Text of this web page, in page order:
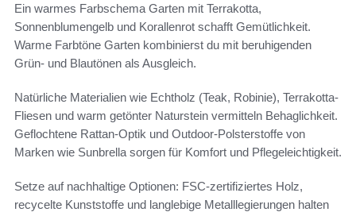
Ein warmes Farbschema Garten mit Terrakotta,
Sonnenblumengelb und Korallenrot schafft Gemütlichkeit.
Warme Farbtöne Garten kombinierst du mit beruhigenden
Grün- und Blautönen als Ausgleich.
Natürliche Materialien wie Echtholz (Teak, Robinie), Terrakotta-
Fliesen und warm getönter Naturstein vermitteln Behaglichkeit.
Geflochtene Rattan-Optik und Outdoor-Polsterstoffe von
Marken wie Sunbrella sorgen für Komfort und Pflegeleichtigkeit.
Setze auf nachhaltige Optionen: FSC-zertifiziertes Holz,
recycelte Kunststoffe und langlebige Metalllegierungen halten